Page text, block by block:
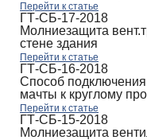
Перейти к статье
ГТ-СБ-17-2018
Молниезащита
стене здания
Перейти к статье
ГТ-СБ-16-2018
Способ
мачты к круглому
Перейти к статье
ГТ-СБ-15-2018
Молниезащита